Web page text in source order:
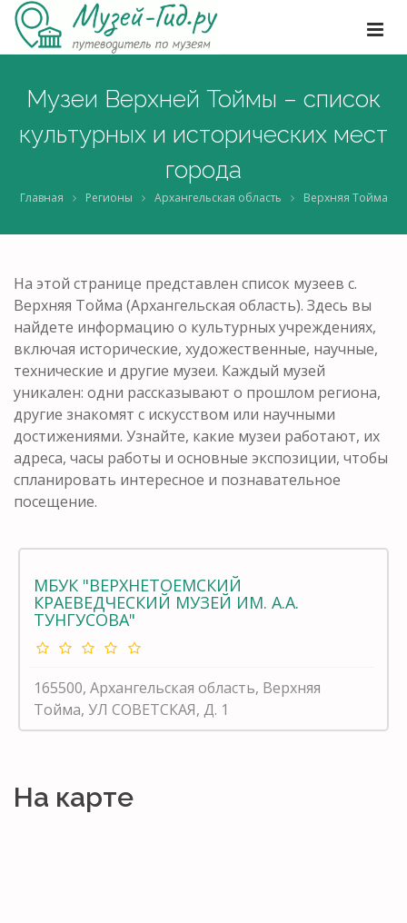
Музеи Верхней Тоймы – список
культурных и исторических мест
города
Главная Регионы Архангельская область Верхняя Тойма
На этой странице представлен список музеев с.
Верхняя Тойма (Архангельская область). Здесь вы
найдете информацию о культурных учреждениях,
включая исторические, художественные, научные,
технические и другие музеи. Каждый музей
уникален: одни рассказывают о прошлом региона,
другие знакомят с искусством или научными
достижениями. Узнайте, какие музеи работают, их
адреса, часы работы и основные экспозиции, чтобы
спланировать интересное и познавательное
посещение.
МБУК "ВЕРХНЕТОЕМСКИЙ
КРАЕВЕДЧЕСКИЙ МУЗЕЙ ИМ. А.А.
ТУНГУСОВА"
165500, Архангельская область, Верхняя
Тойма, УЛ СОВЕТСКАЯ, Д. 1
На карте